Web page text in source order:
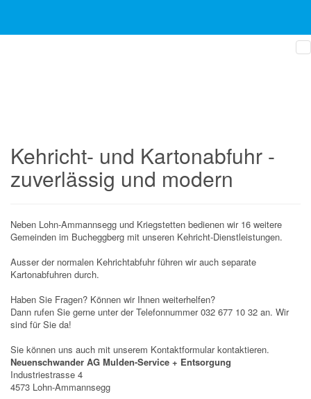
Kehricht- und Kartonabfuhr -
zuverlässig und modern
Neben Lohn-Ammannsegg und Kriegstetten bedienen wir 16 weitere
Gemeinden im Bucheggberg mit unseren Kehricht-Dienstleistungen.
Ausser der normalen Kehrichtabfuhr führen wir auch separate
Kartonabfuhren durch.
Haben Sie Fragen? Können wir Ihnen weiterhelfen?
Dann rufen Sie gerne unter der Telefonnummer 032 677 10 32 an. Wir
sind für Sie da!
Sie können uns auch mit unserem Kontaktformular kontaktieren.
Neuenschwander AG Mulden-Service + Entsorgung
Industriestrasse 4
4573 Lohn-Ammannsegg
Number
Address
Maps